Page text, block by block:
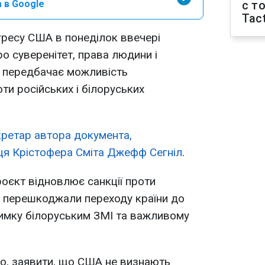
в Google
США в понеділок ввечері
суверенітет, права людини і
передбачає можливість
російських і білоруських
автора документа,
Крістофера Сміта Джефф Сегніл.
відновлює санкції проти
перешкоджали переходу країни до
білоруським ЗМІ та важливому
заявити, що США не визнають
с